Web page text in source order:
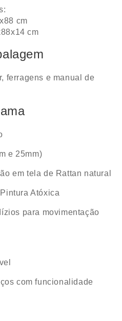
cm
cm
ferragens e manual de
e 25mm)
em tela de Rattan natural
Atóxica
para movimentação
com funcionalidade